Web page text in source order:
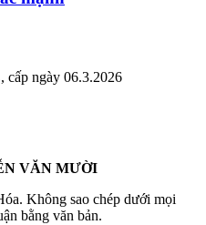
ngày 06.3.2026
VĂN MƯỜI
Không sao chép dưới mọi
bằng văn bản.